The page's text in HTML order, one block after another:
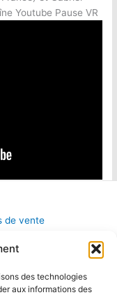
des technologies
aux informations des
Youtube Pause VR
de vente